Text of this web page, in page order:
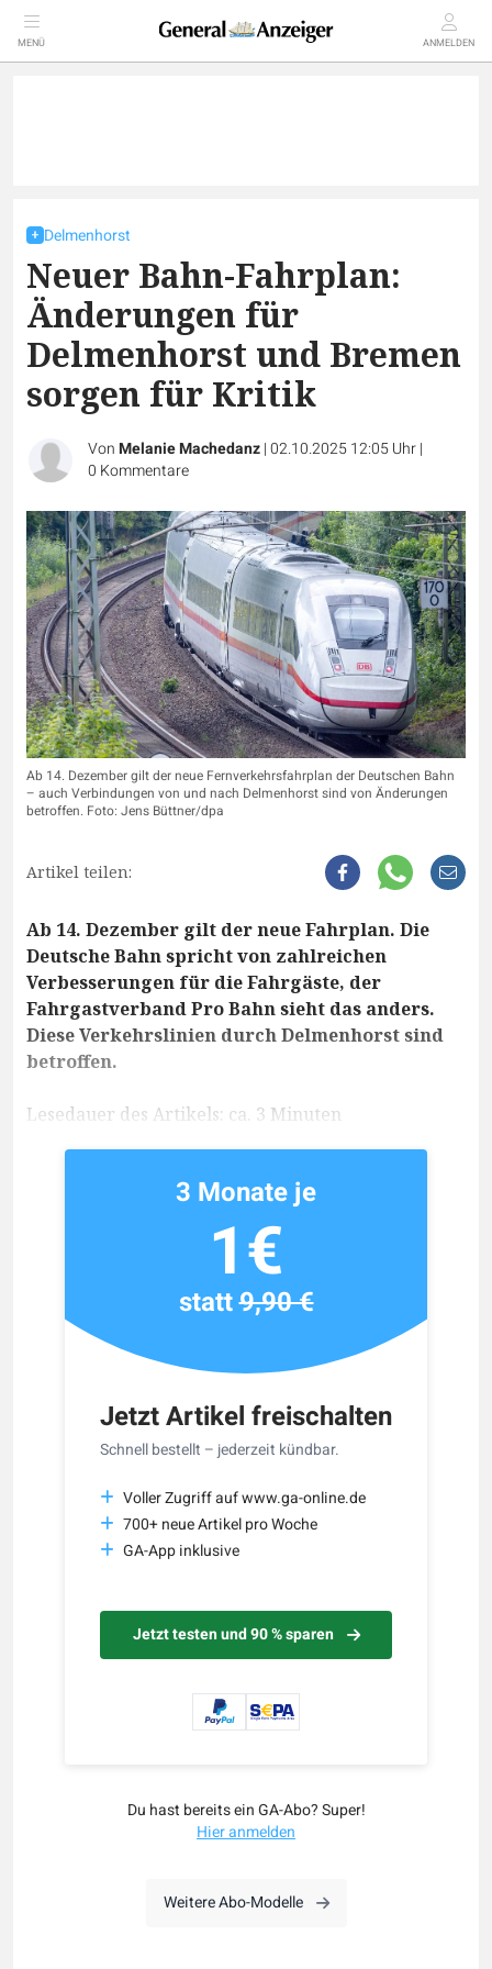
MENÜ ANMELDEN
Delmenhorst
Neuer Bahn-Fahrplan:
Änderungen für
Delmenhorst und Bremen
sorgen für Kritik
VonMelanie Machedanz|02.10.2025 12:05 Uhr|
0 Kommentare
Ab 14. Dezember gilt der neue Fernverkehrsfahrplan der Deutschen Bahn
– auch Verbindungen von und nach Delmenhorst sind von Änderungen
betroffen. Foto: Jens Büttner/dpa
Artikel teilen:
Ab 14. Dezember gilt der neue Fahrplan. Die
Deutsche Bahn spricht von zahlreichen
Verbesserungen für die Fahrgäste, der
Fahrgastverband Pro Bahn sieht das anders.
Diese Verkehrslinien durch Delmenhorst sind
betroffen.
Lesedauer des Artikels: ca. 3 Minuten
Jetzt Artikel freischalten
Schnell bestellt – jederzeit kündbar.
Voller Zugriff auf www.ga-online.de
700+ neue Artikel pro Woche
GA-App inklusive
Jetzt testen und 90 % sparen
3 Monate je
1€
statt9,90 €
Du hast bereits ein GA-Abo? Super!
Hier anmelden
Weitere Abo-Modelle